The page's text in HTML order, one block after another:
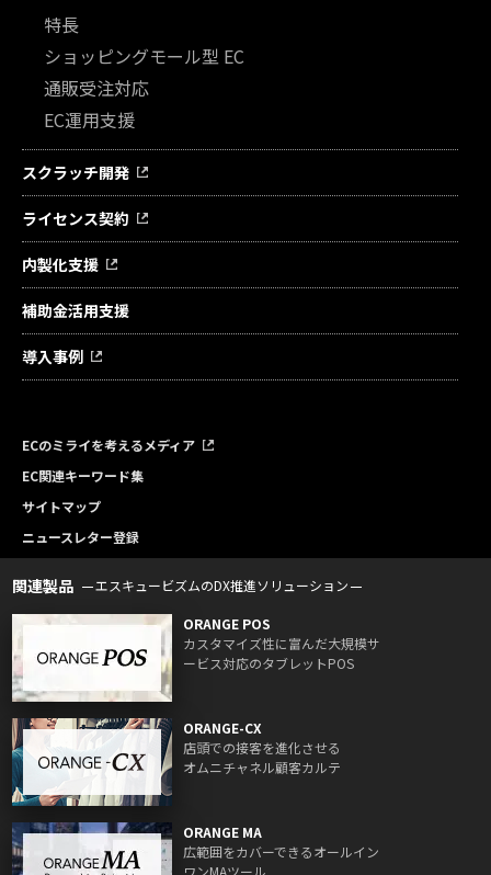
特長
ショッピングモール型 EC
通販受注対応
EC運用支援
スクラッチ開発
ライセンス契約
内製化支援
補助金活用支援
導入事例
ECのミライを考えるメディア
EC関連キーワード集
サイトマップ
ニュースレター登録
関連製品 エスキュービズムのDX推進ソリューション
ORANGE POS
カスタマイズ性に富んだ大規模サ
ービス対応のタブレットPOS
ORANGE-CX
店頭での接客を進化させる
オムニチャネル顧客カルテ
ORANGE MA
広範囲をカバーできるオールイン
ワンMAツール